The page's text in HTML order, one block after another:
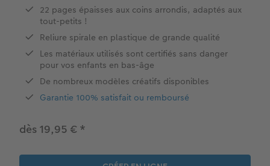
Album photo voyage
Livre photo de l’année
Album photo mariage
Stickers personnalisés
Lot de photos
Boite photo souvenirs
Porte-poster en bois
Cadre multi photos
Affiche carte personnalisée
Magnets photo
Textiles personnalisés
Ecole et bureau
22 pages épaisses aux coins arrondis, adaptés aux
tout-petits !
Reliure spirale en plastique de grande qualité
Les matériaux utilisés sont certifiés sans danger
pour vos enfants en bas-âge
De nombreux modèles créatifs disponibles
Garantie 100% satisfait ou remboursé
dès 19,95 € *